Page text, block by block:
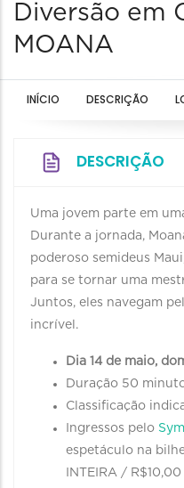
Diversão em
MOANA
INÍCIO DESCRIÇÃO
DESCRIÇÃO
Uma jovem parte em
Durante a jornada,
poderoso semideus
para se tornar uma
Juntos, eles navegam
incrível.
Dia 14 de maio,
Duração 50
Classificação
Ingressos pelo
espetáculo na
INTEIRA /